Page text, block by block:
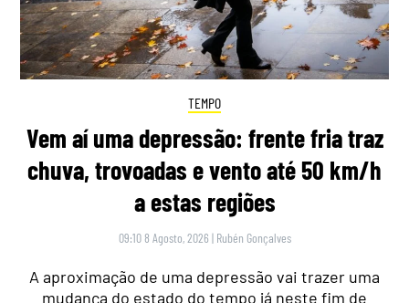
TEMPO
Vem aí uma depressão: frente fria traz
chuva, trovoadas e vento até 50 km/h
a estas regiões
09:10 8 Agosto, 2026 | Rubén Gonçalves
A aproximação de uma depressão vai trazer uma
mudança do estado do tempo já neste fim de